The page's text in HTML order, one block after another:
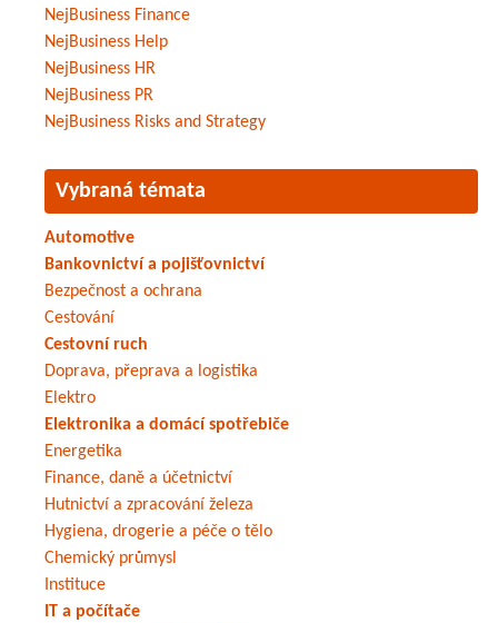
NejBusiness Finance
NejBusiness Help
NejBusiness HR
NejBusiness PR
NejBusiness Risks and Strategy
Vybraná témata
Automotive
Bankovnictví a pojišťovnictví
Bezpečnost a ochrana
Cestování
Cestovní ruch
Doprava, přeprava a logistika
Elektro
Elektronika a domácí spotřebiče
Energetika
Finance, daně a účetnictví
Hutnictví a zpracování železa
Hygiena, drogerie a péče o tělo
Chemický průmysl
Instituce
IT a počítače